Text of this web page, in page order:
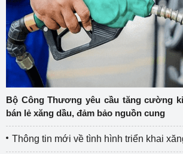
Bộ Công Thương yêu cầu tăng cường
bán lẻ xăng dầu, đảm bảo nguồn cung
Thông tin mới về tình hình triển khai